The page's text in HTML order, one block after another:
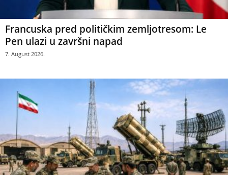
Francuska pred političkim zemljotresom: Le
Pen ulazi u završni napad
7. August 2026.